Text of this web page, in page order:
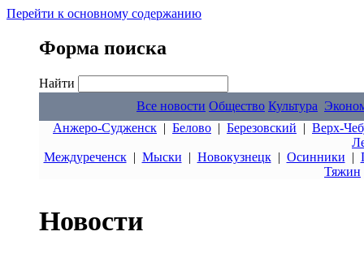
Перейти к основному содержанию
Форма поиска
Найти
Все новости Общество Культура
Анжеро-Судженск | Белово | Березовский | Верх-
Междуреченск| Мыски | Новокузнецк| Осинники |
Тяжин
Новости